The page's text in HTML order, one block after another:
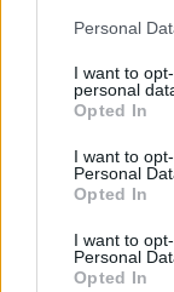
Please note that
not limited to
grant or deny
use your data
consent section.
Personal
I want to
personal
Opted In
I want to
Personal
Opted In
I want to
Personal
Opted In
szeretnek, és